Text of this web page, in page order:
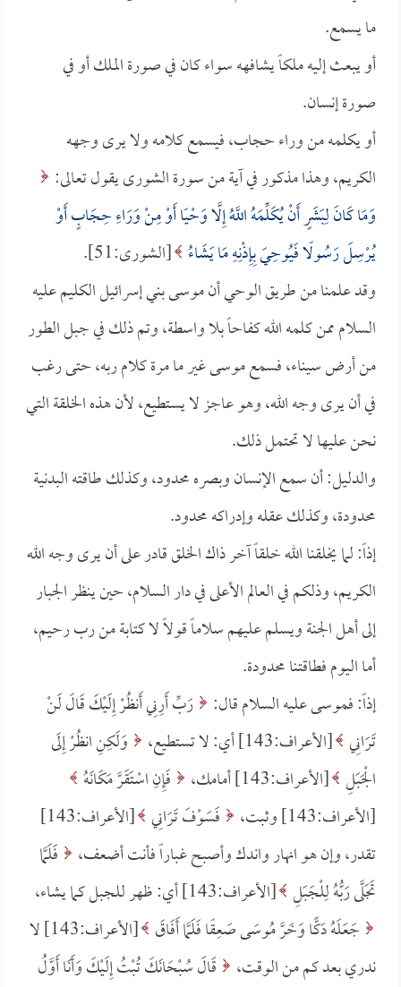
ما يسمع.
أو يبعث إليه ملكاً يشافهه سواء كان في صورة الملك أو في
صورة إنسان.
أو يكلمه من وراء حجاب، فيسمع كلامه ولا يرى وجهه
الكريم، وهذا مذكور في آية من سورة الشورى يقول تعالى:
وَمَا كَانَ لِبَشَرٍ أَنْ يُكَلِّمَهُ اللَّهُ إِلَّا وَحْيًا أَوْ مِنْ وَرَاءِ حِجَابٍ أَوْ
يُرْسِلَ رَسُولًا فَيُوحِيَ بِإِذْنِهِ مَا يَشَاءُ [الشورى:51].
وقد علمنا من طريق الوحي أن موسى بني إسرائيل الكليم عليه
السلام ممن كلمه الله كفاحاً بلا واسطة، وتم ذلك في جبل الطور
من أرض سيناء، فسمع موسى غير ما مرة كلام ربه، حتى رغب
في أن يرى وجه الله، وهو عاجز لا يستطيع، لأن هذه الخلقة التي
نحن عليها لا تحتمل ذلك.
والدليل: أن سمع الإنسان وبصره محدود، وكذلك طاقته البدنية
محدودة، وكذلك عقله وإدراكه محدود.
إذاً: لما يخلقنا الله خلقاً آخر ذاك الخلق قادر على أن يرى وجه الله
الكريم، وذلكم في العالم الأعلى في دار السلام، حين ينظر الجبار
إلى أهل الجنة ويسلم عليهم سلاماً قولاً لا كتابة من رب رحيم،
أما اليوم فطاقتنا محدودة.
إذاً: فموسى عليه السلام قال: رَبِّ أَرِنِي أَنظُرْ إِلَيْكَ قَالَ لَنْ
تَرَانِي [الأعراف:143] أي: لا تستطيع،
وَلَكِنِ انظُرْ إِلَى
الْجَبَلِ [الأعراف:143] أمامك،
فَإِنِ اسْتَقَرَّ مَكَانَهُ
[الأعراف:143] وثبت،
فَسَوْفَ تَرَانِي
[الأعراف:143]
تقدر، وإن هو انهار واندك وأصبح غباراً فأنت أضعف،
فَلَمَّا
تَجَلَّى رَبُّهُ لِلْجَبَلِ [الأعراف:143] أي: ظهر للجبل كما يشاء،
جَعَلَهُ دَكًّا وَخَرَّ مُوسَى صَعِقًا فَلَمَّا أَفَاقَ
[الأعراف:143] لا
ندري بعد كم من الوقت،
قَالَ سُبْحَانَكَ تُبْتُ إِلَيْكَ وَأَنَا أَوَّلُ